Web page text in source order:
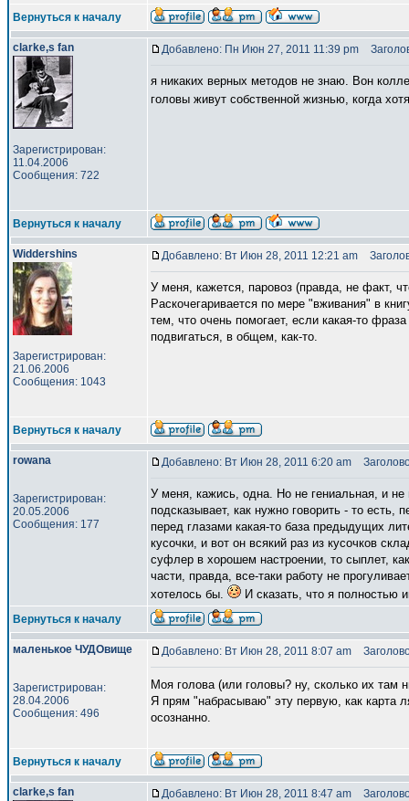
Вернуться к началу
clarke,s fan
Зарегистрирован:
11.04.2006
Сообщения: 722
Добавлено: Пн Июн 27, 2011 11:39 pm
я никаких верных методов не знаю. Вон
головы живут собственной жизнью, когда
Вернуться к началу
Widdershins
Зарегистрирован:
21.06.2006
Сообщения: 1043
Добавлено: Вт Июн 28, 2011 12:21 am
У меня, кажется, паровоз (правда, не факт,
Раскочегаривается по мере "вживания" в
тем, что очень помогает, если какая-то
подвигаться, в общем, как-то.
Вернуться к началу
rowana
Зарегистрирован:
20.05.2006
Сообщения: 177
Добавлено: Вт Июн 28, 2011 6:20 am
У меня, кажись, одна. Но не гениальная, и
подсказывает, как нужно говорить - то
перед глазами какая-то база предыдущих
кусочки, и вот он всякий раз из кусочков
суфлер в хорошем настроении, то сыплет,
части, правда, все-таки работу не
хотелось бы.
И сказать, что я
Вернуться к началу
маленькое ЧУДОвище
Зарегистрирован:
28.04.2006
Сообщения: 496
Добавлено: Вт Июн 28, 2011 8:07 am
Моя голова (или головы? ну, сколько их там
Я прям "набрасываю" эту первую, как карта
осознанно.
Вернуться к началу
clarke,s fan Добавлено: Вт Июн 28, 2011 8:47 am